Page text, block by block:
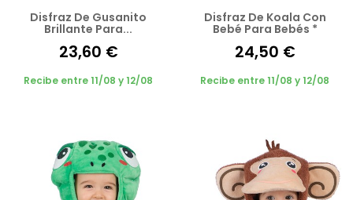
Disfraz De Gusanito
Brillante Para...
23,60 €
Recibe entre 11/08 y 12/08
Disfraz De Koala Con
Bebé Para Bebés *
24,50 €
Recibe entre 11/08 y 12/08